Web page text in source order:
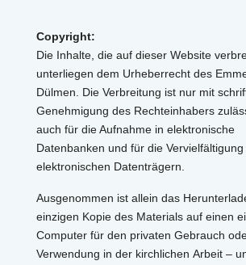
Copyright:
Die Inhalte, die auf dieser Website
unterliegen dem Urheberrecht des
Dülmen. Die Verbreitung ist nur mit
Genehmigung des Rechteinhabers
auch für die Aufnahme in elektronische
Datenbanken und für die
elektronischen Datenträgern.
Ausgenommen ist allein das
einzigen Kopie des Materials auf einen
Computer für den privaten Gebrauch
Verwendung in der kirchlichen Arbeit –